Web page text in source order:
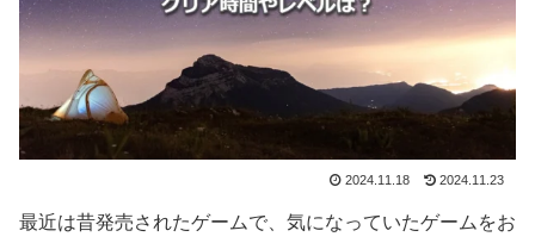
2024.11.18 2024.11.23
最近は昔発売されたゲームで、気になっていたゲームをお